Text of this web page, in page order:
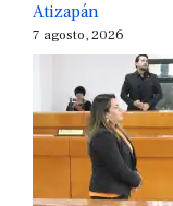
Atizapán
7 agosto, 2026